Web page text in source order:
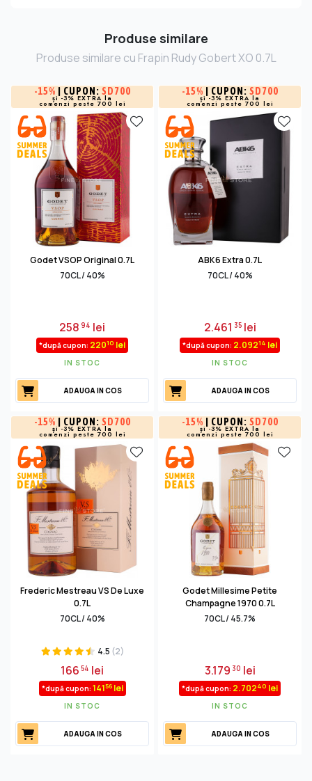
Produse similare
Produse similare cu Frapin Rudy Gobert XO 0.7L
-15% | CUPON: SD700
și -3% EXTRA la
comenzi peste 700 lei
Godet VSOP Original 0.7L
70CL / 40%
25894 lei
*după cupon: 22010 lei
IN STOC
ADAUGA IN COS
-15% | CUPON: SD700
și -3% EXTRA la
comenzi peste 700 lei
ABK6 Extra 0.7L
70CL / 40%
2.461 35lei
*după cupon: 2.09214 lei
IN STOC
ADAUGA IN COS
-15% | CUPON: SD700
și -3% EXTRA la
comenzi peste 700 lei
Frederic Mestreau VS De Luxe
0.7L
70CL / 40%
4.5 (2)
16654 lei
*după cupon: 14156lei
IN STOC
ADAUGA IN COS
-15% | CUPON: SD700
și -3% EXTRA la
comenzi peste 700 lei
Godet Millesime Petite
Champagne 1970 0.7L
70CL / 45.7%
3.179 30 lei
*după cupon: 2.70240 lei
IN STOC
ADAUGA IN COS